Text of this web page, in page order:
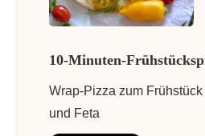
10-Minuten-
Wrap-Pizza zum
und Feta